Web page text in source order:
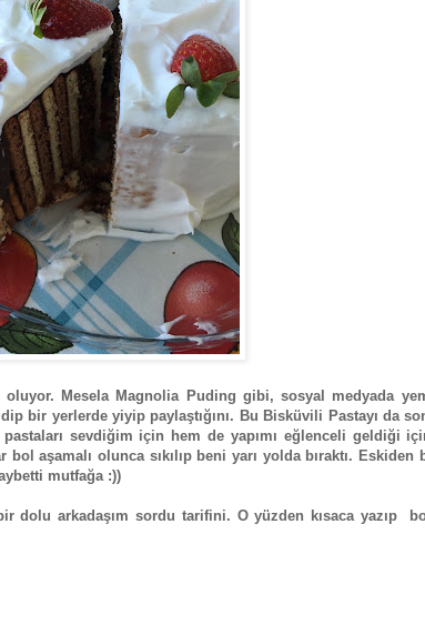
oluyor. Mesela Magnolia Puding gibi, sosyal medyada
bir yerlerde yiyip paylaştığını. Bu Bisküvili Pastayı da
sevdiğim için hem de yapımı eğlenceli geldiği
aşamalı olunca sıkılıp beni yarı yolda bıraktı.
mutfağa :))
dolu arkadaşım sordu tarifini. O yüzden kısaca yazıp